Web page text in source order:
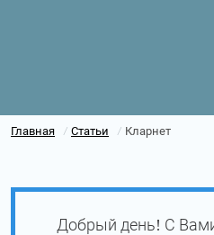
Главная / Статьи / Кларнет
Добрый день! С